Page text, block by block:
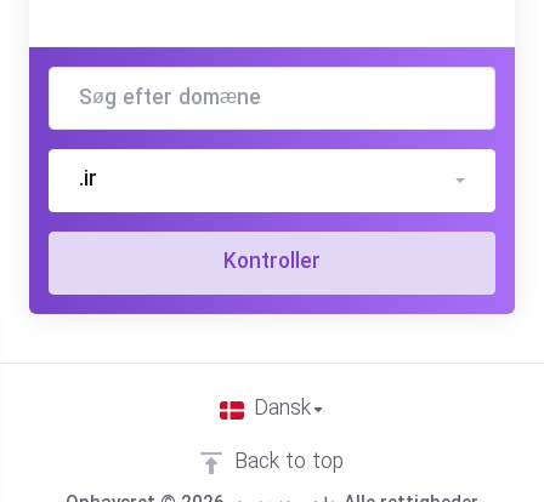
.ir
Kontroller
Dansk
Back to top